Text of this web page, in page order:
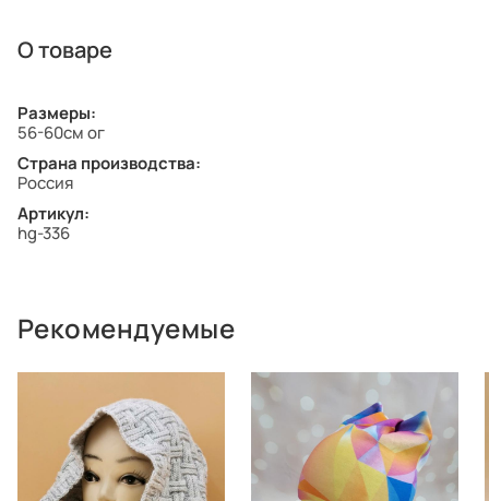
О товаре
Размеры:
56-60см ог
Страна производства:
Россия
Артикул:
hg-336
Рекомендуемые